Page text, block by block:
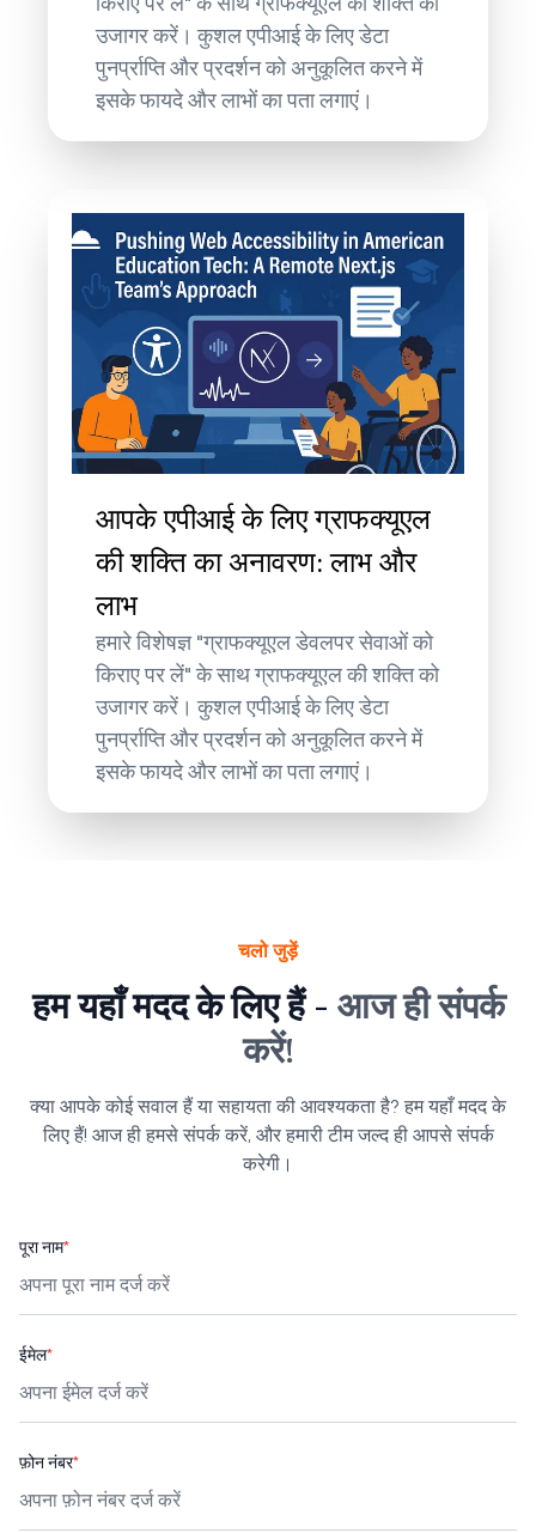
उजागर करें। कुशल एपीआई के लिए डेटा
पुनर्प्राप्ति और प्रदर्शन को अनुकूलित करने में
इसके फायदे और लाभों का पता लगाएं।
आपके एपीआई के लिए ग्राफक्यूएल
की शक्ति का अनावरण: लाभ और
लाभ
हमारे विशेषज्ञ "ग्राफक्यूएल डेवलपर सेवाओं को
किराए पर लें" के साथ ग्राफक्यूएल की शक्ति को
उजागर करें। कुशल एपीआई के लिए डेटा
पुनर्प्राप्ति और प्रदर्शन को अनुकूलित करने में
इसके फायदे और लाभों का पता लगाएं।
चलो जुड़ें
हम यहाँ मदद के लिए हैं - आज ही संपर्क
करें!
क्या आपके कोई सवाल हैं या सहायता की आवश्यकता है? हम यहाँ मदद के
लिए हैं! आज ही हमसे संपर्क करें, और हमारी टीम जल्द ही आपसे संपर्क
करेगी।
पूरा नाम*
ईमेल*
फ़ोन नंबर*